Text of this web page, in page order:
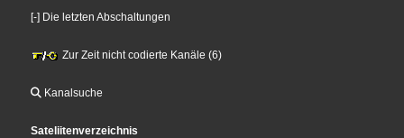
[-] Die letzten Abschaltungen
Zur Zeit nicht codierte Kanäle (6)
Kanalsuche
Sateliitenverzeichnis